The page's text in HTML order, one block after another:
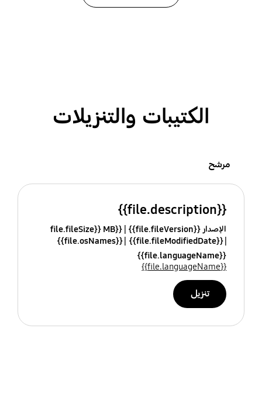
الكتيبات والتنزيلات
مرشح
{{file.description}}
الإصدار {{file.fileVersion}}
{{file.fileSize}} MB
{{file.fileModifiedDate}}
{{file.osNames}}
{{file.languageName}}
{{file.languageName}}
تنزيل